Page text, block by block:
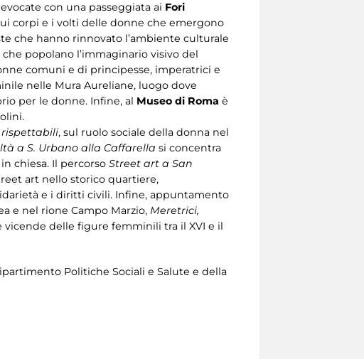
con una passeggiata ai Fori
corpi e i volti delle donne che emergono
che hanno rinnovato l’ambiente culturale
popolano l’immaginario visivo del
comuni e di principesse, imperatrici e
nelle Mura Aureliane, luogo dove
per le donne. Infine, al Museo di Roma è
rispettabili, sul ruolo sociale della donna nel
a S. Urbano alla Caffarella si concentra
chiesa. Il percorso Street art a San
art nello storico quartiere,
e i diritti civili. Infine, appuntamento
e nel rione Campo Marzio, Meretrici,
vicende delle figure femminili tra il XVI e il
Politiche Sociali e Salute e della